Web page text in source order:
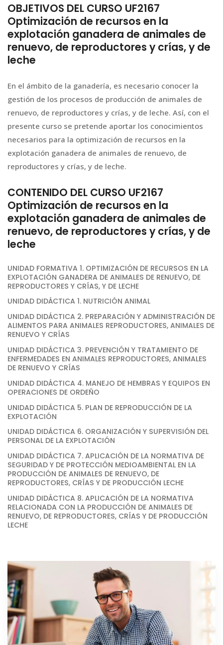
OBJETIVOS DEL CURSO UF2167
Optimización de recursos en la
explotación ganadera de animales de
renuevo, de reproductores y crías, y de
leche
En el ámbito de la ganadería, es necesario conocer la
gestión de los procesos de producción de animales de
renuevo, de reproductores y crías, y de leche. Así, con el
presente curso se pretende aportar los conocimientos
necesarios para la optimización de recursos en la
explotación ganadera de animales de renuevo, de
reproductores y crías, y de leche.
CONTENIDO DEL CURSO UF2167
Optimización de recursos en la
explotación ganadera de animales de
renuevo, de reproductores y crías, y de
leche
UNIDAD FORMATIVA 1. OPTIMIZACIÓN DE RECURSOS EN LA
EXPLOTACIÓN GANADERA DE ANIMALES DE RENUEVO, DE
REPRODUCTORES Y CRÍAS, Y DE LECHE
UNIDAD DIDÁCTICA 1. NUTRICIÓN ANIMAL
UNIDAD DIDÁCTICA 2. PREPARACIÓN Y ADMINISTRACIÓN DE
ALIMENTOS PARA ANIMALES REPRODUCTORES, ANIMALES DE
RENUEVO Y CRÍAS
UNIDAD DIDÁCTICA 3. PREVENCIÓN Y TRATAMIENTO DE
ENFERMEDADES EN ANIMALES REPRODUCTORES, ANIMALES
DE RENUEVO Y CRÍAS
UNIDAD DIDÁCTICA 4. MANEJO DE HEMBRAS Y EQUIPOS EN
OPERACIONES DE ORDEÑO
UNIDAD DIDÁCTICA 5. PLAN DE REPRODUCCIÓN DE LA
EXPLOTACIÓN
UNIDAD DIDÁCTICA 6. ORGANIZACIÓN Y SUPERVISIÓN DEL
PERSONAL DE LA EXPLOTACIÓN
UNIDAD DIDÁCTICA 7. APLICACIÓN DE LA NORMATIVA DE
SEGURIDAD Y DE PROTECCIÓN MEDIOAMBIENTAL EN LA
PRODUCCIÓN DE ANIMALES DE RENUEVO, DE
REPRODUCTORES, CRÍAS Y DE PRODUCCIÓN LECHE
UNIDAD DIDÁCTICA 8. APLICACIÓN DE LA NORMATIVA
RELACIONADA CON LA PRODUCCIÓN DE ANIMALES DE
RENUEVO, DE REPRODUCTORES, CRÍAS Y DE PRODUCCIÓN
LECHE